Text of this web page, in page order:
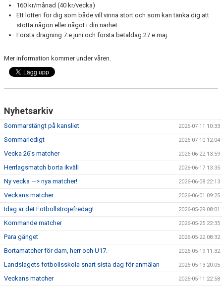
160 kr/månad (40 kr/vecka)
Ett lotteri för dig som både vill vinna stort och som kan tänka dig att
stötta någon eller något i din närhet.
Första dragning 7:e juni och första betaldag 27:e maj.
Mer information kommer under våren.
Nyhetsarkiv
Sommarstängt på kansliet 2026-07-11 10:33
Sommarledigt 2026-07-10 12:04
Vecka 26’s matcher 2026-06-22 13:59
Herrlagsmatch borta ikväll 2026-06-17 13:35
Ny vecka —> nya matcher! 2026-06-08 22:13
Veckans matcher 2026-06-01 09:25
Idag är det Fotbollströjefredag! 2026-05-29 08:01
Kommande matcher 2026-05-25 22:35
Para gänget 2026-05-22 08:32
Bortamatcher för dam, herr och U17. 2026-05-19 11:32
Landslagets fotbollsskola snart sista dag för anmälan 2026-05-13 20:05
Veckans matcher 2026-05-11 22:58